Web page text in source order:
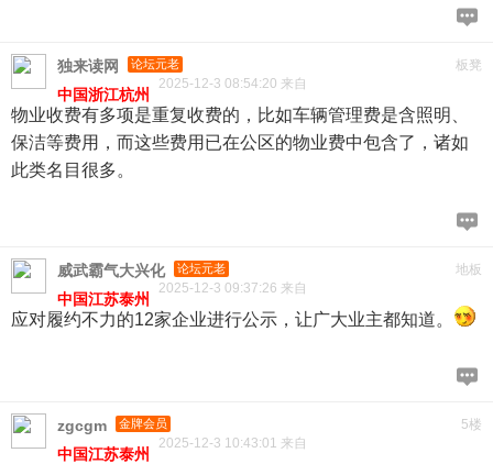
板凳
独来读网 论坛元老
2025-12-3 08:54:20 来自
中国浙江杭州
物业收费有多项是重复收费的，比如车辆管理费是含照明、
保洁等费用，而这些费用已在公区的物业费中包含了，诸如
此类名目很多。
地板
威武霸气大兴化 论坛元老
2025-12-3 09:37:26 来自
中国江苏泰州
应对履约不力的12家企业进行公示，让广大业主都知道。
5楼
zgcgm 金牌会员
2025-12-3 10:43:01 来自
中国江苏泰州